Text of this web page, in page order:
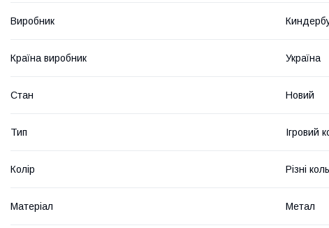
Виробник
Країна виробник Україна
Стан Новий
Тип Ігровий
Колір Різні
Матеріал Метал